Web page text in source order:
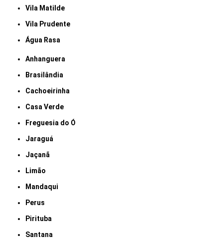
Vila Matilde
Vila Prudente
Água Rasa
Anhanguera
Brasilândia
Cachoeirinha
Casa Verde
Freguesia do Ó
Jaraguá
Jaçanã
Limão
Mandaqui
Perus
Pirituba
Santana